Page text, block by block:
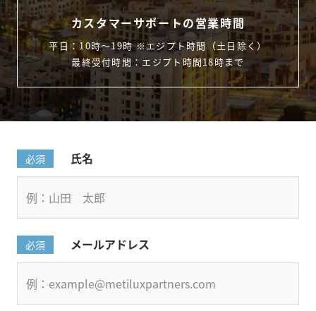
カスタマーサポートの営業時間
平日：10時〜19時 ※エジプト時間（土日除く）
最終受付時間：エジプト時間18時まで
必須 氏名
必須 メールアドレス